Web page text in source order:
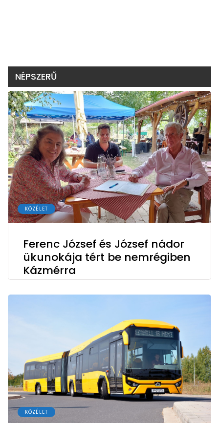
NÉPSZERŰ
KÖZÉLET
Ferenc József és József nádor
ükunokája tért be nemrégiben
Kázmérra
KÖZÉLET